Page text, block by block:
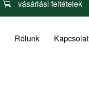
vásárlási feltételek
Rólunk Kapcsolat